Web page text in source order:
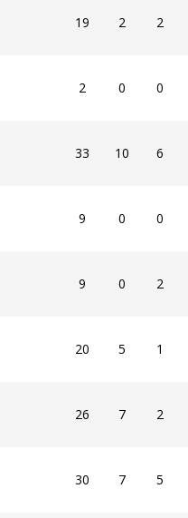
19 2 2
2 0 0
33 10 6
9 0 0
9 0 2
20 5 1
26 7 2
30 7 5